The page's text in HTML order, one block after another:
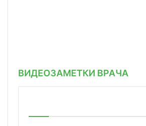
ВИДЕОЗАМЕТКИ ВРАЧА